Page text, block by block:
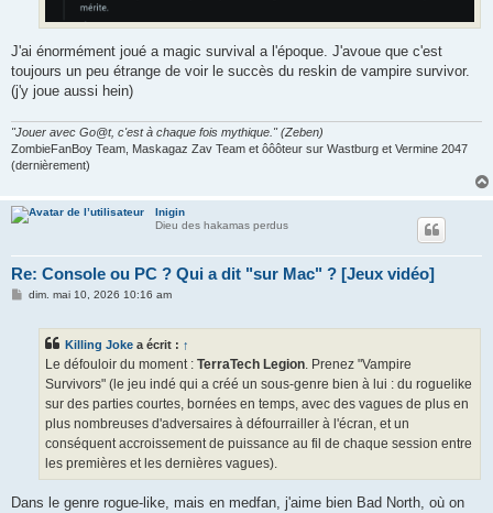
J'ai énormément joué a magic survival a l'époque. J'avoue que c'est
toujours un peu étrange de voir le succès du reskin de vampire survivor.
(j'y joue aussi hein)
"Jouer avec Go@t, c'est à chaque fois mythique." (Zeben)
ZombieFanBoy Team, Maskagaz Zav Team et ôôôteur sur Wastburg et Vermine 2047
(dernièrement)
Inigin
Dieu des hakamas perdus
Re: Console ou PC ? Qui a dit "sur Mac" ? [Jeux vidéo]
Mdim. mai 10, 2026 10:16 am
Killing Joke a écrit : ↑
Le défouloir du moment : TerraTech Legion . Prenez "Vampire
Survivors" (le jeu indé qui a créé un sous-genre bien à lui : du roguelike
sur des parties courtes, bornées en temps, avec des vagues de plus en
plus nombreuses d'adversaires à défourrailler à l'écran, et un
conséquent accroissement de puissance au fil de chaque session entre
les premières et les dernières vagues).
Dans le genre rogue-like, mais en medfan, j'aime bien Bad North, où on